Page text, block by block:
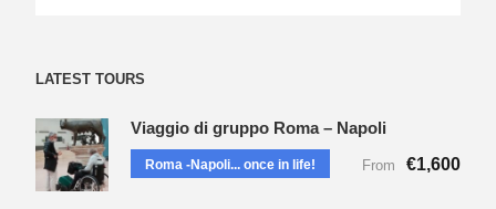
LATEST TOURS
Viaggio di gruppo Roma – Napoli
Roma -Napoli... once in life! From €1,600